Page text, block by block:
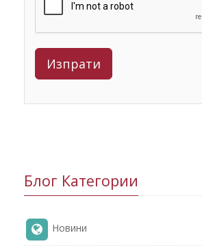
Блог Категории
Новини